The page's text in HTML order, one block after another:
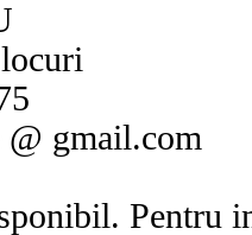
locuri
gmail.com
. Pentru